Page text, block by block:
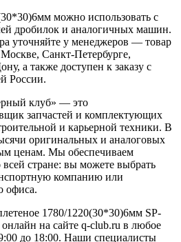
можно использовать с
дробилок и аналогичных машин.
уточняйте у менеджеров — товар
Санкт-Петербурге,
а также доступен к заказу с
России.
клуб» — это
запчастей и комплектующих
и карьерной техники. В
оригинальных и аналоговых
ценам. Мы обеспечиваем
стране: вы можете выбрать
компанию или
офиса.
1780/1220(30*30)6мм SP-
на сайте q-club.ru в любое
до 18:00. Наши специалисты